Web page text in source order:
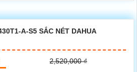
A-S5 SẮC NÉT DAHUA
2,520,000 ₫